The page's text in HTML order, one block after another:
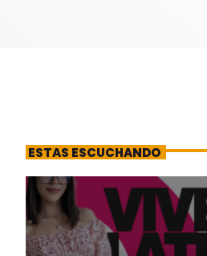
ESTAS ESCUCHANDO